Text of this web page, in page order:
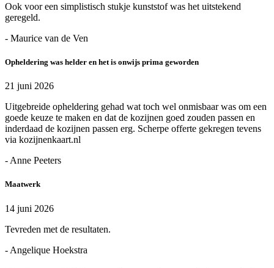
Ook voor een simplistisch stukje kunststof was het uitstekend
geregeld.
- Maurice van de Ven
Opheldering was helder en het is onwijs prima geworden
21 juni 2026
Uitgebreide opheldering gehad wat toch wel onmisbaar was om een
goede keuze te maken en dat de kozijnen goed zouden passen en
inderdaad de kozijnen passen erg. Scherpe offerte gekregen tevens
via kozijnenkaart.nl
- Anne Peeters
Maatwerk
14 juni 2026
Tevreden met de resultaten.
- Angelique Hoekstra